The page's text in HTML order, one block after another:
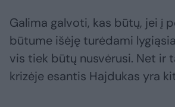
Galima galvoti, kas būtų, jei į
būtume išėję turėdami
vis tiek būtų nusvėrusi. Net ir
krizėje esantis Hajdukas yra